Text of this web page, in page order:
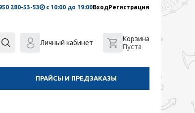
280-53-53 с 10:00 до 19:00ВходРегистрация
Личный кабинет
Корзина
Пуста
ПРАЙСЫ И ПРЕДЗАКАЗЫ